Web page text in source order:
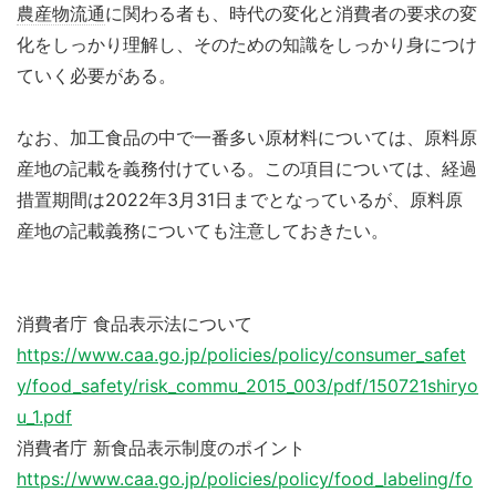
農産物流通に関わる者も、時代の変化と消費者の要求の変
化をしっかり理解し、そのための知識をしっかり身につけ
ていく必要がある。
なお、加工食品の中で一番多い原材料については、原料原
産地の記載を義務付けている。この項目については、経過
措置期間は2022年3月31日までとなっているが、原料原
産地の記載義務についても注意しておきたい。
消費者庁 食品表示法について
https://www.caa.go.jp/policies/policy/consumer_safet
y/food_safety/risk_commu_2015_003/pdf/150721shiryo
u_1.pdf
消費者庁 新食品表示制度のポイント
https://www.caa.go.jp/policies/policy/food_labeling/fo